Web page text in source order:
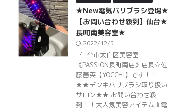
★New電気バリブラシ登場★
【お問い合わせ殺到】仙台★
長町南美容室★
2022/12/5
仙台市太白区美容室
《PASSION長町南店》店長☆佐
藤善英【YOCCHI】です！！
★★デンキバリブラシ取り扱い
サロン★★ お問い合わせ殺
到！！大人気美容アイテム『電